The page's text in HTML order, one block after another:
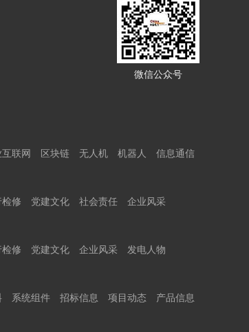
微信公众号
互联网 区块链 无人机 机器人
信息通信
修 党建文化 社会责任
企业风采
修 党建文化 企业风采
发电人物
系统组件 招标信息 项目动态 产品信息